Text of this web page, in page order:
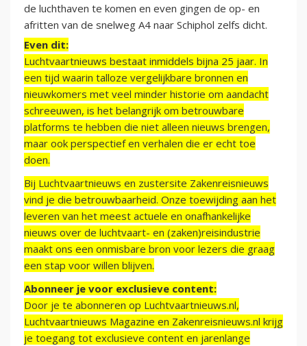
de luchthaven te komen en even gingen de op- en
afritten van de snelweg A4 naar Schiphol zelfs dicht.
Even dit:
Luchtvaartnieuws bestaat inmiddels bijna 25 jaar. In
een tijd waarin talloze vergelijkbare bronnen en
nieuwkomers met veel minder historie om aandacht
schreeuwen, is het belangrijk om betrouwbare
platforms te hebben die niet alleen nieuws brengen,
maar ook perspectief en verhalen die er echt toe
doen.
Bij Luchtvaartnieuws en zustersite Zakenreisnieuws
vind je die betrouwbaarheid. Onze toewijding aan het
leveren van het meest actuele en onafhankelijke
nieuws over de luchtvaart- en (zaken)reisindustrie
maakt ons een onmisbare bron voor lezers die graag
een stap voor willen blijven.
Abonneer je voor exclusieve content:
Door je te abonneren op Luchtvaartnieuws.nl,
Luchtvaartnieuws Magazine en Zakenreisnieuws.nl krijg
je toegang tot exclusieve content en jarenlange